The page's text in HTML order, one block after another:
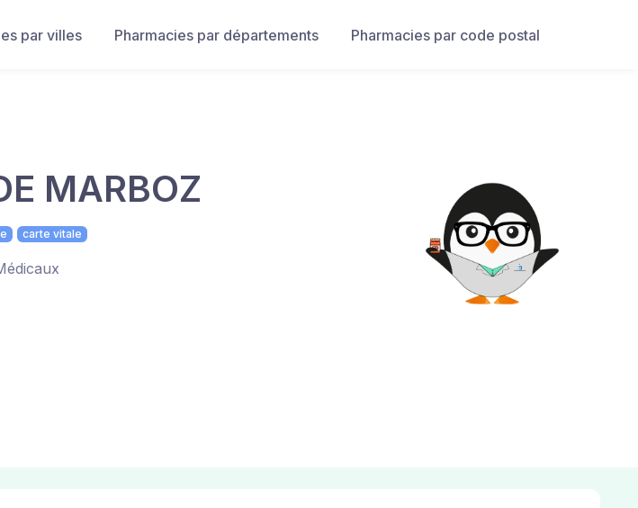
par villes Pharmacies par départements Pharmacies par code postal
MARBOZ
carte vitale